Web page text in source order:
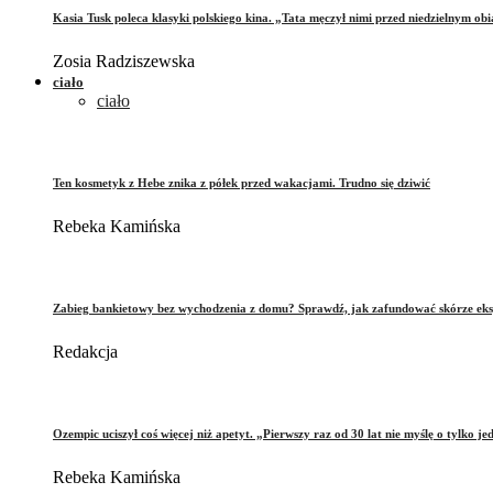
Kasia Tusk poleca klasyki polskiego kina. „Tata męczył nimi przed niedzielnym
Zosia Radziszewska
ciało
ciało
Ten kosmetyk z Hebe znika z półek przed wakacjami. Trudno się dziwić
Rebeka Kamińska
Zabieg bankietowy bez wychodzenia z domu? Sprawdź, jak zafundować skórze
Redakcja
Ozempic uciszył coś więcej niż apetyt. „Pierwszy raz od 30 lat nie myślę o tylko
Rebeka Kamińska